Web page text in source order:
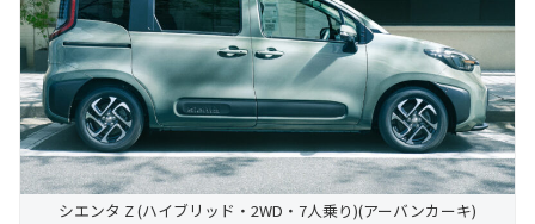
シエンタ Z (ハイブリッド・2WD・7人乗り)(アーバンカーキ)